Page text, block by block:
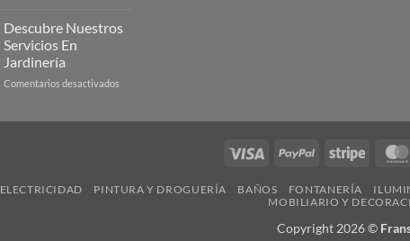
Jardín
Descubre Nuestros
Servicios En
Jardinería
Comentarios desactivados
Visa PayPal Stripe
ELECTRICIDAD PINTURA Y DROGUERÍA BAÑOS FONTANERÍA
MOBILIARIO Y
Copyright 2026 ©